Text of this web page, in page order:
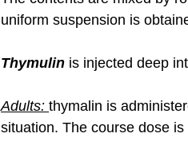
uniform suspension is
Thymulin is injected deep
Adults: thymalin is
situation. The course dose is